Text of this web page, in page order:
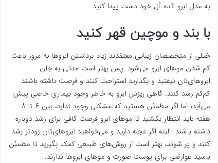
به مدل ابرو ائده آل خود دست پیدا کنید.
با بند و موچین قهر کنید
خیلی از متخصصان زیبایی معتقدند زیاد برداشتن ابرو‌ها به مرور باعث
کم شدن مو‌های ابرو می‌شود. پس بهتر است مدتی به جان
ابروهای‌تان نیفتید و بگذارید استراحت کنند و فرصت داشته باشند
کم‌کم رشد کنند. گاهی ریزش ابرو به‌ خاطر وجود بیماری خاصی پیش
می‌آید، اما اگر مطمئن هستید که مشکلی وجود ندارد، بین ۶ تا ۸
هفته باید انتظار بکشید تا مو‌های ابرو فرصت کافی برای رشد دوباره
داشته باشند. البته اگر عجله دارید و می‌خواهید ابروهای‌تان زودتر رشد
کنند و پر شوند، بهتر است از روش‌های طبیعی کمک بگیرید تا مطمئن
باشید عوارضی برای پوست صورت و مو‌های ابرو‌ها ندارند.